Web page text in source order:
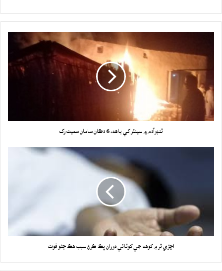
ٽنڊوآدم ۾ سينٽر کي باهه، 6 دڪان سامان سميت رک
اڇڙي ٿر ۾ کوهه جي کوٽائي دوران ڀڪ ڪرڻ سبب هڪ ڄڻو فوت